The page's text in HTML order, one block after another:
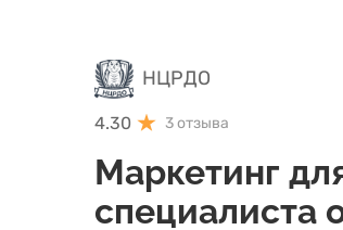
НЦРДО
4.30 3 отзыва
Маркетинг
специалиста